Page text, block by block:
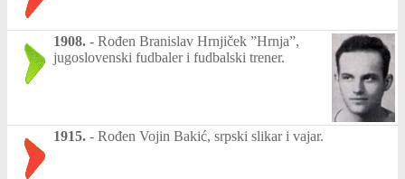
1908. - Rođen Branislav Hrnjiček ”Hrnja”,
jugoslovenski fudbaler i fudbalski trener.
1915. - Rođen Vojin Bakić, srpski slikar i vajar.